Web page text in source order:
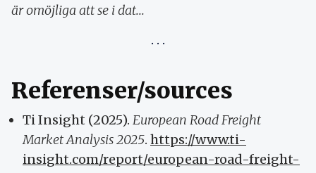
är omöjliga att se i dat...
Referenser/sources
Ti Insight (2025). European Road Freight
Market Analysis 2025. https://www.ti-
insight.com/report/european-road-freight-